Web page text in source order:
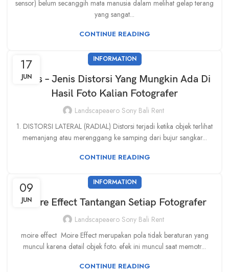
sensor) belum secanggih mata manusia dalam melihat gelap terang
yang sangat...
CONTINUE READING
17
JUN
INFORMATION
Jenis – Jenis Distorsi Yang Mungkin Ada Di
Hasil Foto Kalian Fotografer
Landscapeaero Sony Bali Rent
1. DISTORSI LATERAL (RADIAL) Distorsi terjadi ketika objek terlihat
memanjang atau merenggang ke samping dari bujur sangkar...
CONTINUE READING
09
JUN
INFORMATION
Moire Effect Tantangan Setiap Fotografer
Landscapeaero Sony Bali Rent
moire effect Moire Effect merupakan pola tidak beraturan yang
muncul karena detail objek foto. efek ini muncul saat memotr...
CONTINUE READING